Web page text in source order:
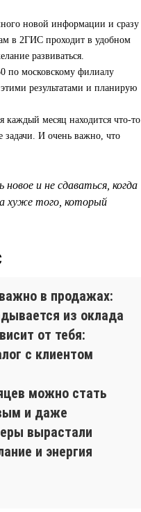
новой информации и сразу
в 2ГИС проходит в удобном
развиваться.
по московскому филиалу
результатами и планирую
каждый месяц находится что-то
задачи. И очень важно, что
и не сдаваться, когда
хуже того, который
в продажах:
из оклада
от тебя:
с клиентом
можно стать
и даже
вырастали
и энергия